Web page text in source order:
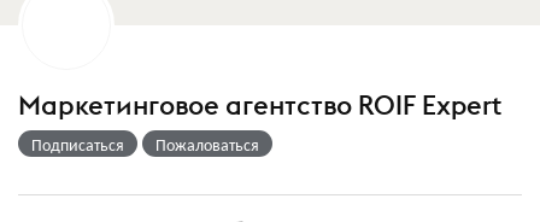
Маркетинговое агентство ROIF Expert
Подписаться Пожаловаться